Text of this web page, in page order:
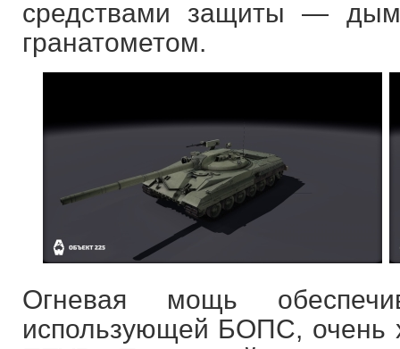
средствами защиты —
гранатометом.
Огневая мощь
использующей БОПС,